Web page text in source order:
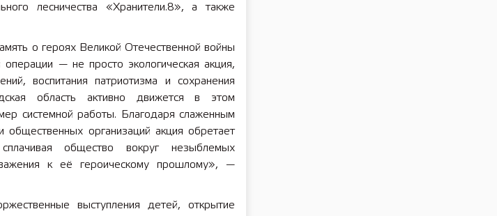
лесничества «Хранители.8», а также
о героях Великой Отечественной войны
операции — не просто экологическая акция,
воспитания патриотизма и сохранения
область активно движется в этом
системной работы. Благодаря слаженным
общественных организаций акция обретает
общество вокруг незыблемых
к её героическому прошлому», —
выступления детей, открытие